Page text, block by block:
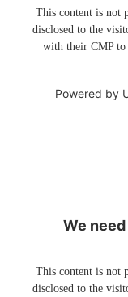
This content is not
disclosed to the
with their CMP to
Powered by
We
This content is not
disclosed to the